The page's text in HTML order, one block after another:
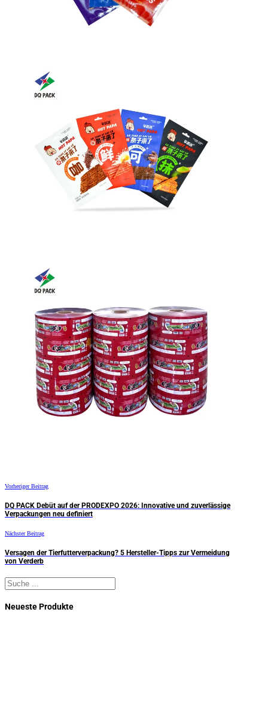
Vorheriger Beitrag
DQ PACK Debüt auf der PRODEXPO 2026: Innovative und zuverlässige
Verpackungen neu definiert
Nächster Beitrag
Versagen der Tierfutterverpackung? 5 Hersteller-Tipps zur Vermeidung
von Verderb
Suchen
Neueste Produkte